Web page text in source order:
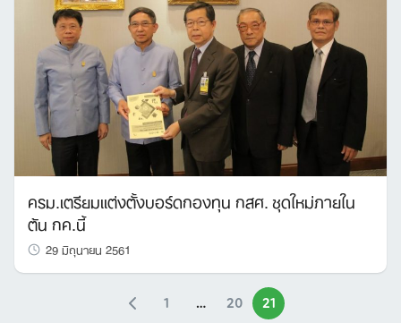
ครม.เตรียมแต่งตั้งบอร์ดกองทุน กสศ. ชุดใหม่ภายใน
ต้น กค.นี้
29 มิถุนายน 2561
1 … 20 21